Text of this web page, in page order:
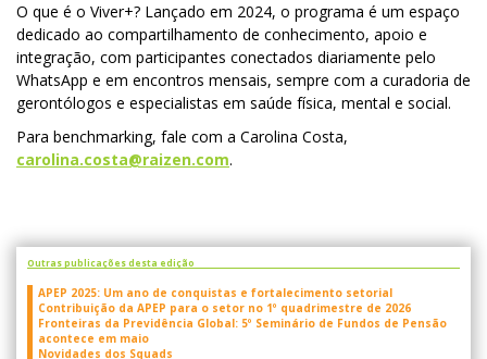
O que é o Viver+? Lançado em 2024, o programa é um espaço
dedicado ao compartilhamento de conhecimento, apoio e
integração, com participantes conectados diariamente pelo
WhatsApp e em encontros mensais, sempre com a curadoria de
gerontólogos e especialistas em saúde física, mental e social.
Para benchmarking, fale com a Carolina Costa,
carolina.costa@raizen.com.
Outras publicações desta edição
APEP 2025: Um ano de conquistas e fortalecimento setorial
Contribuição da APEP para o setor no 1º quadrimestre de 2026
Fronteiras da Previdência Global: 5º Seminário de Fundos de Pensão
acontece em maio
Novidades dos Squads